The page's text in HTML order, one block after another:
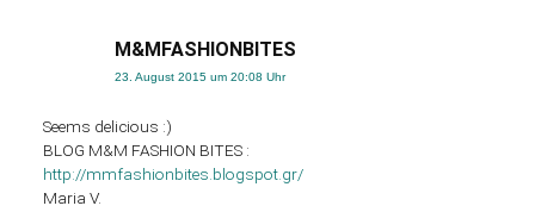
M&MFASHIONBITES
23. August 2015 um 20:08 Uhr
Seems delicious :)
BLOG M&M FASHION BITES :
http://mmfashionbites.blogspot.gr/
Maria V.